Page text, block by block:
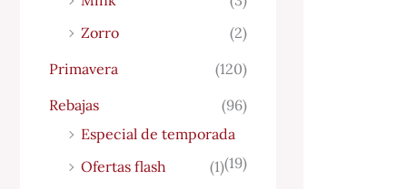
Zorro
(2)
Primavera
(120)
Rebajas
(96)
Especial de temporada
(19)
Ofertas flash
(1)